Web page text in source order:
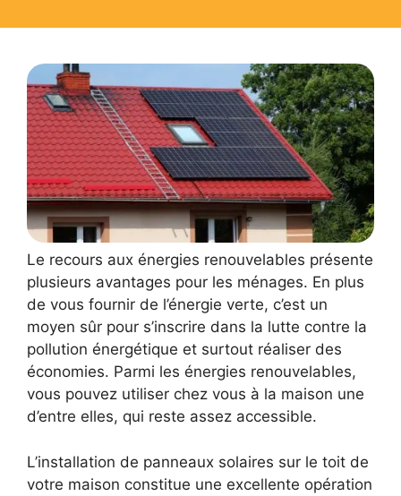
Le recours aux énergies renouvelables présente
plusieurs avantages pour les ménages. En plus
de vous fournir de l’énergie verte, c’est un
moyen sûr pour s’inscrire dans la lutte contre la
pollution énergétique et surtout réaliser des
économies. Parmi les énergies renouvelables,
vous pouvez utiliser chez vous à la maison une
d’entre elles, qui reste assez accessible.
L’installation de panneaux solaires sur le toit de
votre maison constitue une excellente opération